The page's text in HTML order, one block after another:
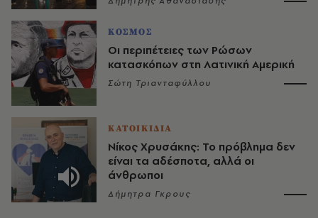
ΚΟΣΜΟΣ
Οι περιπέτειες των Ρώσων
κατασκόπων στη Λατινική Αμερική
Σώτη Τριανταφύλλου
ΚΑΤΟΙΚΙΔΙΑ
Νίκος Χρυσάκης: Το πρόβλημα δεν
είναι τα αδέσποτα, αλλά οι
άνθρωποι
Δήμητρα Γκρους